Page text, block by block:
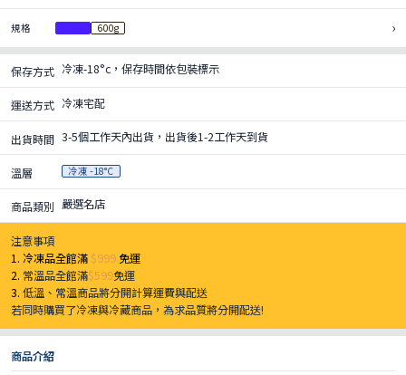
規格 600g ›
保存方式 冷凍-18°c，保存時間依包裝標示
運送方式 冷凍宅配
出貨時間 3-5個工作天內出貨，出貨後1-2工作天到貨
溫層 冷凍 -18°C
商品類別 嚴選名店
注意事項
1. 冷凍品全館滿 $999免運
2. 常溫品全館滿$599免運
3.低溫、常溫商品將分開計算運費與配送
若同時購買了冷凍與冷藏商品，為求品質將分開配送!
商品介紹